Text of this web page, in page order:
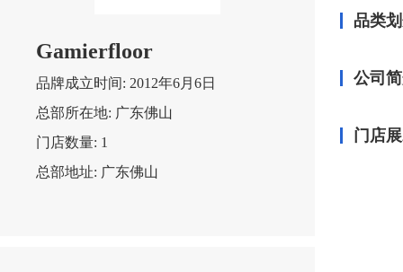
Gamierfloor
品牌成立时间: 2012年6月6日
总部所在地: 广东佛山
门店数量: 1
总部地址: 广东佛山
品类
公司
门店